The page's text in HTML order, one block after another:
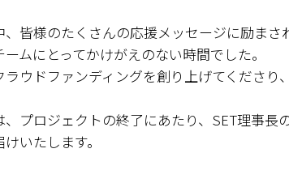
、皆様のたくさんの応援メッセージに励ま
ームにとってかけがえのない時間でした。
ラウドファンディングを創り上げてくださり
、プロジェクトの終了にあたり、SET理事長
いたします。